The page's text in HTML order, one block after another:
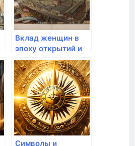
Вклад женщин в
эпоху открытий и
межкультурный
обмен
Символы и